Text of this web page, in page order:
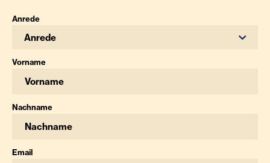
Anrede
Anrede
Vorname
Nachname
Email